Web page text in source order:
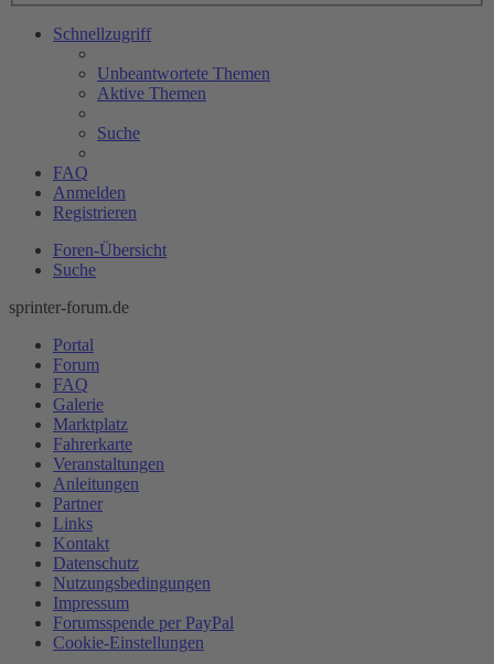
Schnellzugriff
Unbeantwortete Themen
Aktive Themen
Suche
FAQ
Anmelden
Registrieren
Foren-Übersicht
Suche
sprinter-forum.de
Portal
Forum
FAQ
Galerie
Marktplatz
Fahrerkarte
Veranstaltungen
Anleitungen
Partner
Links
Kontakt
Datenschutz
Nutzungsbedingungen
Impressum
Forumsspende per PayPal
Cookie-Einstellungen